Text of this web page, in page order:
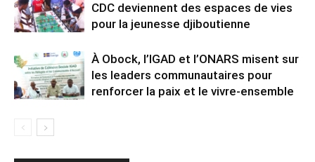
CDC deviennent des espaces de vies
pour la jeunesse djiboutienne
À Obock, l’IGAD et l’ONARS misent sur
les leaders communautaires pour
renforcer la paix et le vivre-ensemble